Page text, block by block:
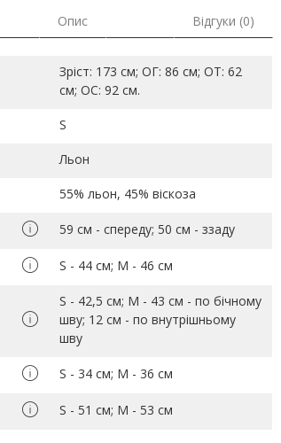
Опис Відгуки (0)
Зріст: 173 см; ОГ: 86 см; ОТ: 62
см; ОС: 92 см.
S
Льон
55% льон, 45% віскоза
59 см - спереду; 50 см - ззаду
S - 44 см; M - 46 см
S - 42,5 см; M - 43 см - по бічному
шву; 12 см - по внутрішньому
шву
S - 34 см; M - 36 см
S - 51 см; M - 53 см